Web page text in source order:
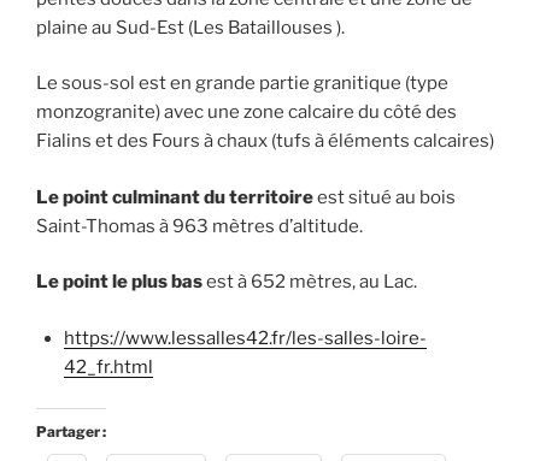
plaine au Sud-Est (Les Bataillouses ).
Le sous-sol est en grande partie granitique (type
monzogranite) avec une zone calcaire du côté des
Fialins et des Fours à chaux (tufs à éléments calcaires)
Le point culminant du territoireest situé au bois
Saint-Thomas à 963 mètres d’altitude.
Le point le plus basest à 652 mètres, au Lac.
https://www.lessalles42.fr/les-salles-loire-
42_fr.html
Partager :